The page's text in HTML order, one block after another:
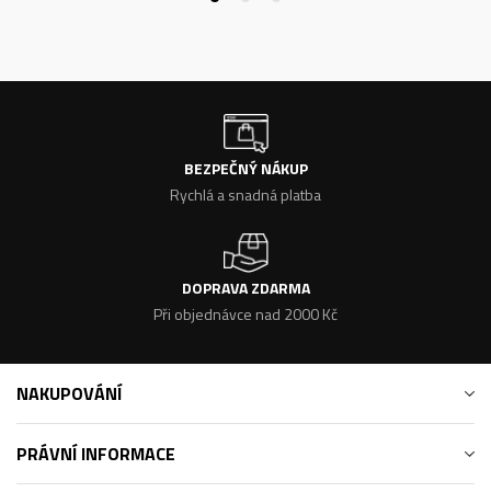
BEZPEČNÝ NÁKUP
Rychlá a snadná platba
DOPRAVA ZDARMA
Při objednávce nad 2000 Kč
NAKUPOVÁNÍ
PRÁVNÍ INFORMACE